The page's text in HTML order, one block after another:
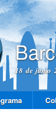
18 de junio